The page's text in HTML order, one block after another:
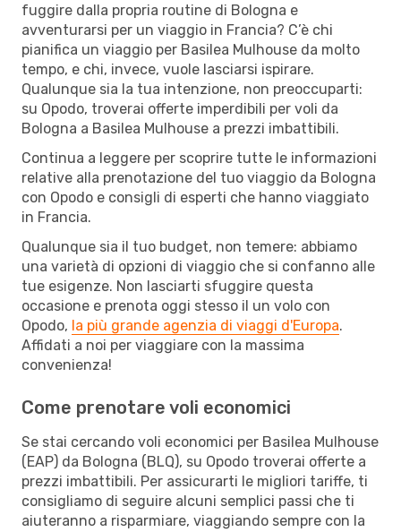
fuggire dalla propria routine di Bologna e
avventurarsi per un viaggio in Francia? C’è chi
pianifica un viaggio per Basilea Mulhouse da molto
tempo, e chi, invece, vuole lasciarsi ispirare.
Qualunque sia la tua intenzione, non preoccuparti:
su Opodo, troverai offerte imperdibili per voli da
Bologna a Basilea Mulhouse a prezzi imbattibili.
Continua a leggere per scoprire tutte le informazioni
relative alla prenotazione del tuo viaggio da Bologna
con Opodo e consigli di esperti che hanno viaggiato
in Francia.
Qualunque sia il tuo budget, non temere: abbiamo
una varietà di opzioni di viaggio che si confanno alle
tue esigenze. Non lasciarti sfuggire questa
occasione e prenota oggi stesso il un volo con
Opodo, la più grande agenzia di viaggi d'Europa.
Affidati a noi per viaggiare con la massima
convenienza!
Come prenotare voli economici
Se stai cercando voli economici per Basilea Mulhouse
(EAP) da Bologna (BLQ), su Opodo troverai offerte a
prezzi imbattibili. Per assicurarti le migliori tariffe, ti
consigliamo di seguire alcuni semplici passi che ti
aiuteranno a risparmiare, viaggiando sempre con la